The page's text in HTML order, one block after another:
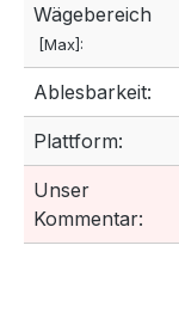
Wägebereich
[Max]:
Ablesbarkeit:
Plattform:
Unser
Kommentar: